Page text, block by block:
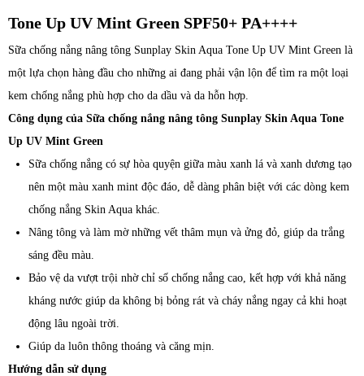
Tone Up UV Mint Green SPF50+ PA++++
Sữa chống nắng nâng tông Sunplay Skin Aqua Tone Up UV Mint Green là
một lựa chọn hàng đầu cho những ai đang phải vận lộn để tìm ra một loại
kem chống nắng phù hợp cho da dầu và da hỗn hợp.
Công dụng của Sữa chống nắng nâng tông Sunplay Skin Aqua Tone
Up UV Mint Green
Sữa chống nắng có sự hòa quyện giữa màu xanh lá và xanh dương tạo
nên một màu xanh mint độc đáo, dễ dàng phân biệt với các dòng kem
chống nắng Skin Aqua khác.
Nâng tông và làm mờ những vết thâm mụn và ửng đỏ, giúp da trắng
sáng đều màu.
Bảo vệ da vượt trội nhờ chỉ số chống nắng cao, kết hợp với khả năng
kháng nước giúp da không bị bỏng rát và cháy nắng ngay cả khi hoạt
động lâu ngoài trời.
Giúp da luôn thông thoáng và căng mịn.
Hướng dẫn sử dụng